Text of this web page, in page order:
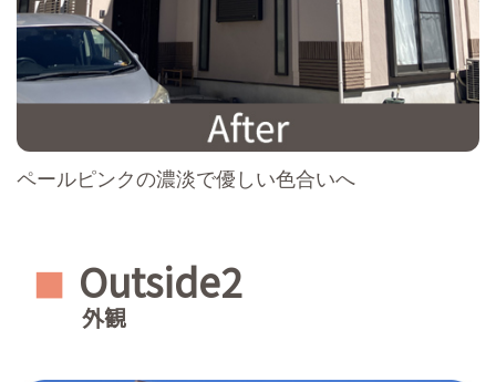
ペールピンクの濃淡で優しい色合いへ
■ Outside2
外観